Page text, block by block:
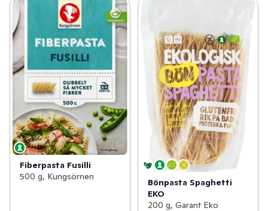
Fiberpasta Fusilli
500 g, Kungsörnen
Bönpasta Spaghetti
EKO
200 g, Garant Eko